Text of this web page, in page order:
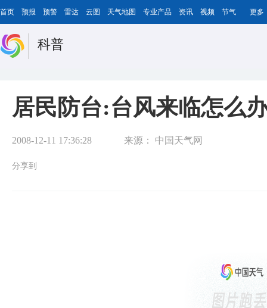
首页 预报 预警 雷达 云图 天气地图 专业产品 资讯 视频 节气 更多
科普
居民防台:台风来临怎么
2008-12-11 17:36:28 来源： 中国天气网
分享到